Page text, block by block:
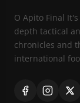
O Apito Final
depth tactical
chronicles and
international